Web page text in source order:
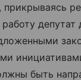
депутат
быть